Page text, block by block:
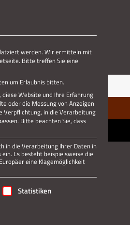
werden. Wir ermitteln mit
Bitte treffen Sie eine
um Erlaubnis bitten.
Website und Ihre Erfahrung
oder die Messung von Anzeigen
Verpflichtung, in die Verarbeitung
Bitte beachten Sie, dass
in die Verarbeitung Ihrer Daten in
ein. Es besteht beispielsweise die
eine Klagemöglichkeit
ist essenziell und kann nicht
Statistiken